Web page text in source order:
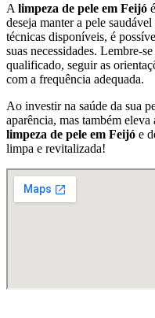
A limpeza de pele em Feijó
deseja manter a pele
técnicas disponíveis, é
suas necessidades. Lembre-
qualificado, seguir as
com a frequência adequada.
Ao investir na saúde da sua
aparência, mas também
limpeza de pele em Feijó e
limpa e revitalizada!